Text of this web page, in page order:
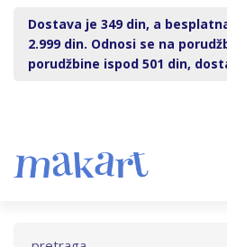
Dostava je 349 din, a
2.999 din. Odnosi se na
porudžbine ispod 501 din,